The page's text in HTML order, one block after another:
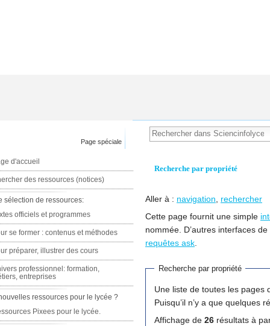
Recherche par propriété
Aller à : navigation
rechercher
Cette page fournit une simple
nommée. D’autres interfaces
requêtes ask
Recherche par propriété
Une liste de toutes les pages
Puisqu’il n’y a que quelques
Affichage de 26 résultats à
Page spéciale
d'accueil
des ressources (notices)
sélection de ressources:
officiels et programmes
se former : contenus et méthodes
préparer, illustrer des cours
professionnel: formation,
entreprises
ressources pour le lycée ?
Pixees pour le lycée.